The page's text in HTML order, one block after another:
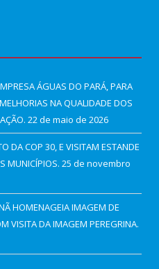
ÁGUAS DO PARÁ, PARA
NA QUALIDADE DOS
22 de maio de 2026
DA COP 30, E VISITAM ESTANDE
MUNICÍPIOS. 25 de novembro
HOMENAGEIA IMAGEM DE
VISITA DA IMAGEM PEREGRINA.